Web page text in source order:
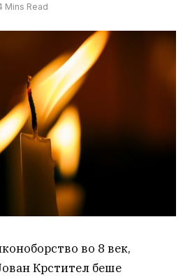
Mins Read
во 8 век,
Крстител беше